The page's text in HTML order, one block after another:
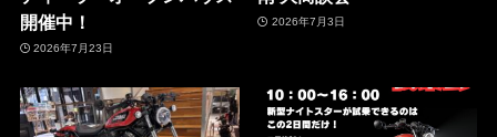
開催中！
2026年7月23日
2026年7月3日